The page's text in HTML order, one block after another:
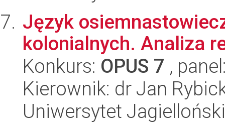
Język
kolonialnych. Analiza
Konkurs: OPUS 7 ,
Kierownik: dr Jan
Uniwersytet